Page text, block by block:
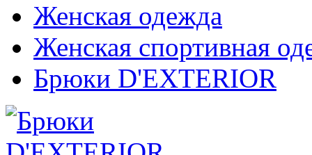
Женская одежда
Женская спортивная
Брюки D'EXTERIOR